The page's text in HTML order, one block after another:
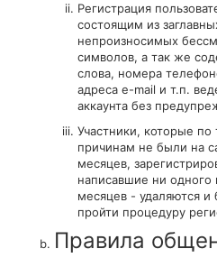
Регистрация
состоящим из
непроизносимых
символов, а так же
слова, номера
адреса e-mail и т.п.
аккаунта без
Участники, которые
причинам не были на
месяцев,
написавшие ни одного
месяцев - удаляются
пройти процедуру
Правила